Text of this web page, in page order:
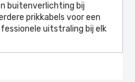
buitenverlichting bij
prikkabels voor een
uitstraling bij elk